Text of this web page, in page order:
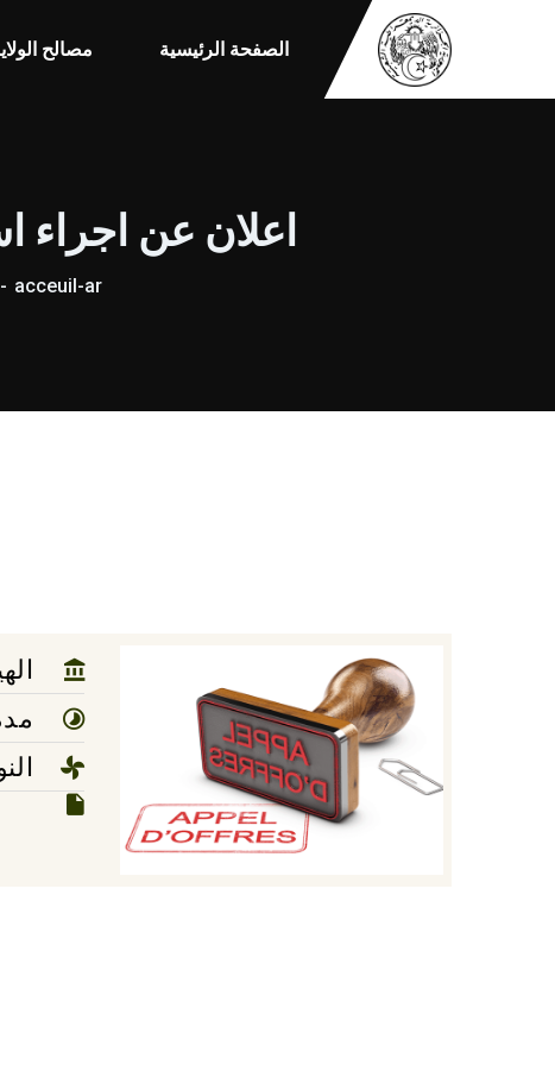
الصفحة الرئيسية مصالح
اعلان عن اجراء
acceuil-ar